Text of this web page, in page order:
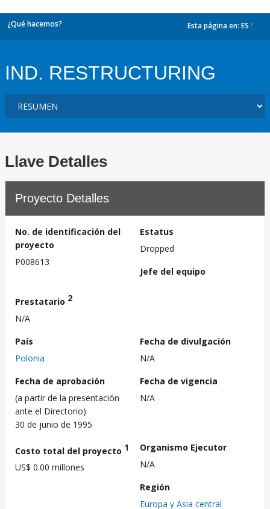
¿Qué hacemos? Esta página en: ES
IND. RESTRUCTURING
Llave Detalles
Proyecto Detalles
No. de identificación del
proyecto
P008613
Estatus
Dropped
Jefe del equipo
Prestatario 2
N/A
País
Polonia
Fecha de divulgación
N/A
Fecha de aprobación
(a partir de la presentación
ante el Directorio)
30 de junio de 1995
Fecha de vigencia
N/A
Costo total del proyecto 1
US$ 0.00 millones
Organismo Ejecutor
N/A
Región
Europa y Asia central